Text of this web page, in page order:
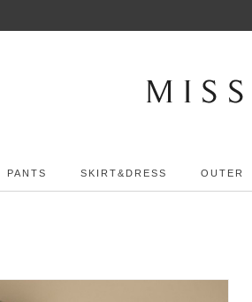
PANTS SKIRT&DRESS OUTER